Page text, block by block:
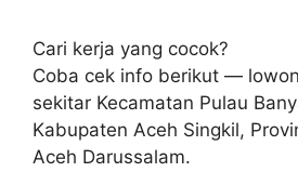
Cari kerja yang cocok?
Coba cek info berikut —
sekitar Kecamatan Pulau
Kabupaten Aceh Singkil,
Aceh Darussalam.